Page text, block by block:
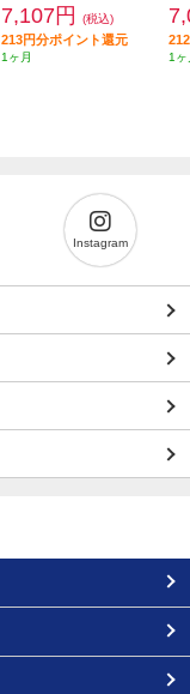
7,107円 (税込)
213円分ポイント還元
1ヶ月 1ヶ
Instagram